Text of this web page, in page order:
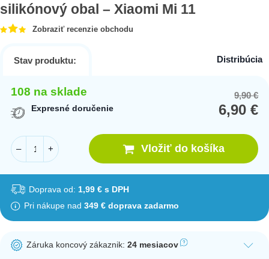
silikónový obal – Xiaomi Mi 11
Zobraziť recenzie obchodu
Stav produktu: Distribúcia
108 na sklade
Expresné doručenie
9,90€
6,90€
–
+ Vložiť do košíka
Doprava od: 1,99 € s DPH
Pri nákupe nad 349 € doprava zadarmo
Záruka koncový zákaznik:24 mesiacov